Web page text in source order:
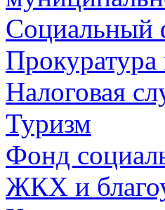
Социальный
Налоговая
Туризм
Фонд
ЖКХ и